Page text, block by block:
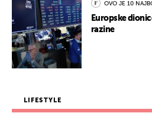
OVO JE 10
Europske
razine
LIFESTYLE